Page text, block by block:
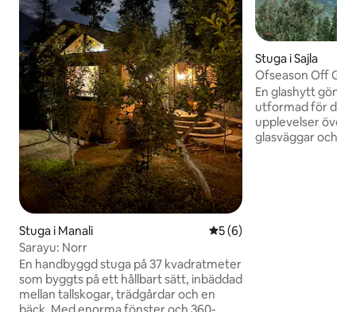
Stuga i Manali 5 av 5 i genomsnittligt
5 (6)
Sarayu: Norr
En handbyggd stuga på 37 kvadratmeter
som byggts på ett hållbart sätt, inbäddad
mellan tallskogar, trädgårdar och en
Stuga i Sajla
Ofseason Off
En glashytt gömd
utformad för
upplevelser över vistelser
glasväggar och